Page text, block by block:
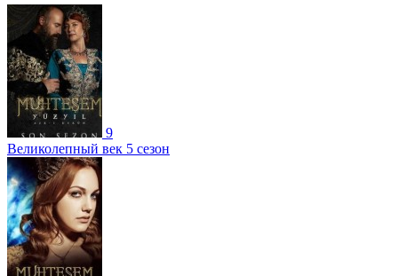
9
Великолепный век 5 сезон